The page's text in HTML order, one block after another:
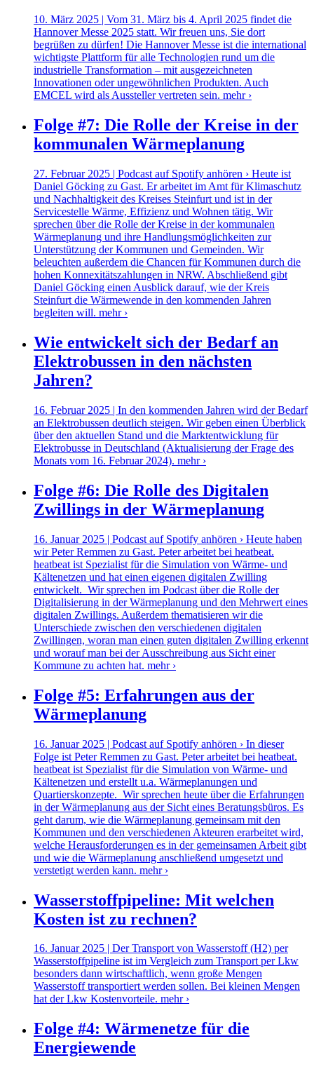
10. März 2025 | Vom 31. März bis 4. April 2025 findet die
Hannover Messe 2025 statt. Wir freuen uns, Sie dort
begrüßen zu dürfen! Die Hannover Messe ist die international
wichtigste Plattform für alle Technologien rund um die
industrielle Transformation – mit ausgezeichneten
Innovationen oder ungewöhnlichen Produkten. Auch
EMCEL wird als Aussteller vertreten sein. mehr ›
Folge #7: Die Rolle der Kreise in der
kommunalen Wärmeplanung
27. Februar 2025 | Podcast auf Spotify anhören › Heute ist
Daniel Göcking zu Gast. Er arbeitet im Amt für Klimaschutz
und Nachhaltigkeit des Kreises Steinfurt und ist in der
Servicestelle Wärme, Effizienz und Wohnen tätig. Wir
sprechen über die Rolle der Kreise in der kommunalen
Wärmeplanung und ihre Handlungsmöglichkeiten zur
Unterstützung der Kommunen und Gemeinden. Wir
beleuchten außerdem die Chancen für Kommunen durch die
hohen Konnexitätszahlungen in NRW. Abschließend gibt
Daniel Göcking einen Ausblick darauf, wie der Kreis
Steinfurt die Wärmewende in den kommenden Jahren
begleiten will. mehr ›
Wie entwickelt sich der Bedarf an
Elektrobussen in den nächsten
Jahren?
16. Februar 2025 | In den kommenden Jahren wird der Bedarf
an Elektrobussen deutlich steigen. Wir geben einen Überblick
über den aktuellen Stand und die Marktentwicklung für
Elektrobusse in Deutschland (Aktualisierung der Frage des
Monats vom 16. Februar 2024). mehr ›
Folge #6: Die Rolle des Digitalen
Zwillings in der Wärmeplanung
16. Januar 2025 | Podcast auf Spotify anhören › Heute haben
wir Peter Remmen zu Gast. Peter arbeitet bei heatbeat.
heatbeat ist Spezialist für die Simulation von Wärme- und
Kältenetzen und hat einen eigenen digitalen Zwilling
entwickelt. Wir sprechen im Podcast über die Rolle der
Digitalisierung in der Wärmeplanung und den Mehrwert eines
digitalen Zwillings. Außerdem thematisieren wir die
Unterschiede zwischen den verschiedenen digitalen
Zwillingen, woran man einen guten digitalen Zwilling erkennt
und worauf man bei der Ausschreibung aus Sicht einer
Kommune zu achten hat. mehr ›
Folge #5: Erfahrungen aus der
Wärmeplanung
16. Januar 2025 | Podcast auf Spotify anhören › In dieser
Folge ist Peter Remmen zu Gast. Peter arbeitet bei heatbeat.
heatbeat ist Spezialist für die Simulation von Wärme- und
Kältenetzen und erstellt u.a. Wärmeplanungen und
Quartierskonzepte. Wir sprechen heute über die Erfahrungen
in der Wärmeplanung aus der Sicht eines Beratungsbüros. Es
geht darum, wie die Wärmeplanung gemeinsam mit den
Kommunen und den verschiedenen Akteuren erarbeitet wird,
welche Herausforderungen es in der gemeinsamen Arbeit gibt
und wie die Wärmeplanung anschließend umgesetzt und
verstetigt werden kann. mehr ›
Wasserstoffpipeline: Mit welchen
Kosten ist zu rechnen?
16. Januar 2025 | Der Transport von Wasserstoff (H2) per
Wasserstoffpipeline ist im Vergleich zum Transport per Lkw
besonders dann wirtschaftlich, wenn große Mengen
Wasserstoff transportiert werden sollen. Bei kleinen Mengen
hat der Lkw Kostenvorteile. mehr ›
Folge #4: Wärmenetze für die
Energiewende